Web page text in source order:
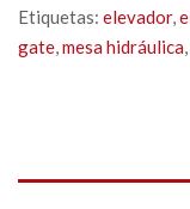
Etiquetas: elevador,
gate,mesa hidráulica,